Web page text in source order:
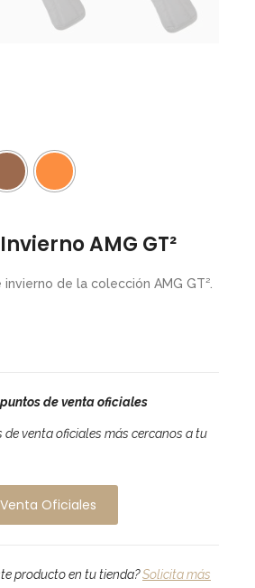
AMG GT²
de la colección AMG GT².
de venta oficiales
venta oficiales más cercanos a tu
Oficiales
producto en tu tienda?Solicita más